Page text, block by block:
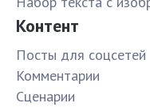
Контент
Посты для соцсетей
Комментарии
Сценарии